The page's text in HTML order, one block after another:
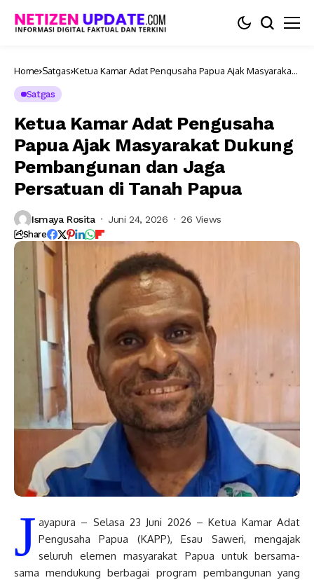
Home Satgas Ketua Kamar Adat Pengusaha Papua Ajak Masyarakat
Satgas
Ketua Kamar Adat Pengusaha
Papua Ajak Masyarakat Dukung
Pembangunan dan Jaga
Persatuan di Tanah Papua
Ismaya Rosita Juni 24, 2026 26 Views
Share
J ayapura – Selasa 23 Juni 2026 – Ketua Kamar Adat
Pengusaha Papua (KAPP), Esau Saweri, mengajak
seluruh elemen masyarakat Papua untuk bersama-
sama mendukung berbagai program pembangunan yang